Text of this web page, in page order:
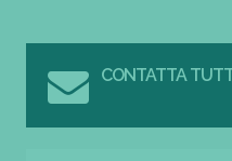
CONTATTA